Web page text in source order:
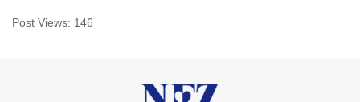
Post Views: 146